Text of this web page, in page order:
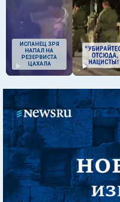
ИСПАНЕЦ ЗРЯ
НАПАЛ НА
РЕЗЕРВИСТА
ЦАХАЛА